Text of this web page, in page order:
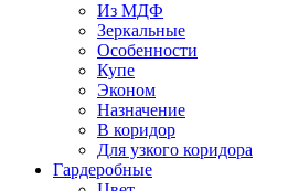
Из МДФ
Зеркальные
Особенности
Купе
Эконом
Назначение
В коридор
Для узкого коридора
Гардеробные